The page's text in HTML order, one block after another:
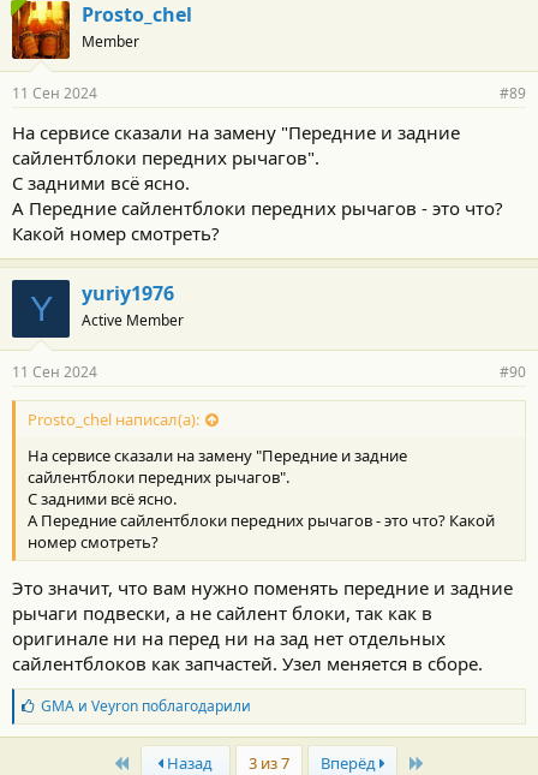
Prosto_chel
Member
11 Сен 2024 #89
На сервисе сказали на замену "Передние и задние
сайлентблоки передних рычагов".
С задними всё ясно.
А Передние сайлентблоки передних рычагов - это что?
Какой номер смотреть?
Y yuriy1976
Active Member
11 Сен 2024 #90
Prosto_chel написал(а):
На сервисе сказали на замену "Передние и задние
сайлентблоки передних рычагов".
С задними всё ясно.
А Передние сайлентблоки передних рычагов - это что? Какой
номер смотреть?
Это значит, что вам нужно поменять передние и задние
рычаги подвески, а не сайлент блоки, так как в
оригинале ни на перед ни на зад нет отдельных
сайлентблоков как запчастей. Узел меняется в сборе.
Б
л
а
GMAи Veyronпоблагодарили
First Назад 3 из 7 Вперёд